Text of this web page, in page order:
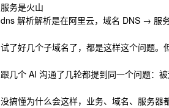
服务是火山
dns 解析解析是在阿里云，域名 DNS → 服
试了好几个子域名了，都是这样这个问题。
跟几个 AI 沟通了几轮都提到同一个问题：
没搞懂为什么会这样，业务、域名、服务器